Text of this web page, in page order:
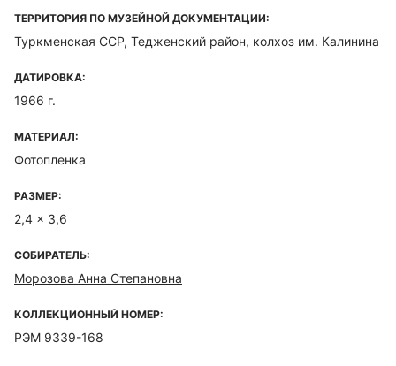
ТЕРРИТОРИЯ ПО МУЗЕЙНОЙ ДОКУМЕНТАЦИИ:
Туркменская ССР, Тедженский район, колхоз им. Калинина
ДАТИРОВКА:
1966 г.
МАТЕРИАЛ:
Фотопленка
РАЗМЕР:
2,4 x 3,6
СОБИРАТЕЛЬ:
Морозова Анна Степановна
КОЛЛЕКЦИОННЫЙ НОМЕР:
РЭМ 9339-168